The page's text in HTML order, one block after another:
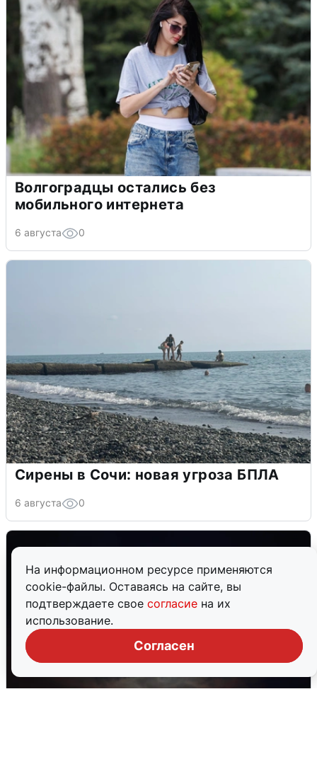
На информационном ресурсе применяются
cookie-файлы. Оставаясь на сайте, вы
подтверждаете свое согласие на их
использование.
Согласен
Волгоградцы остались без
мобильного интернета
6 августа 0
Сирены в Сочи: новая угроза БПЛА
6 августа 0